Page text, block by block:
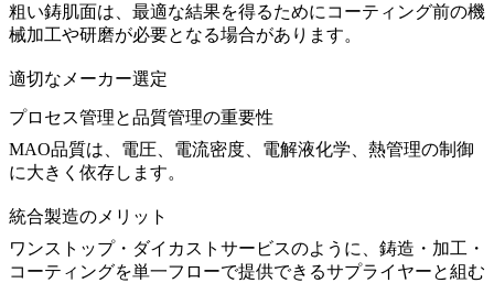
粗い鋳肌面は、最適な結果を得るためにコーティング前の機
械加工や研磨が必要となる場合があります。
適切なメーカー選定
プロセス管理と品質管理の重要性
MAO品質は、電圧、電流密度、電解液化学、熱管理の制御
に大きく依存します。
統合製造のメリット
ワンストップ・ダイカストサービスのように、鋳造・加工・
コーティングを単一フローで提供できるサプライヤーと組む